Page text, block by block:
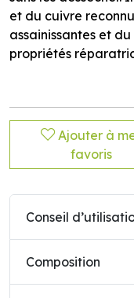
et du cuivre
assainissantes et
propriétés
Ajouter à
favoris
Conseil
Composition